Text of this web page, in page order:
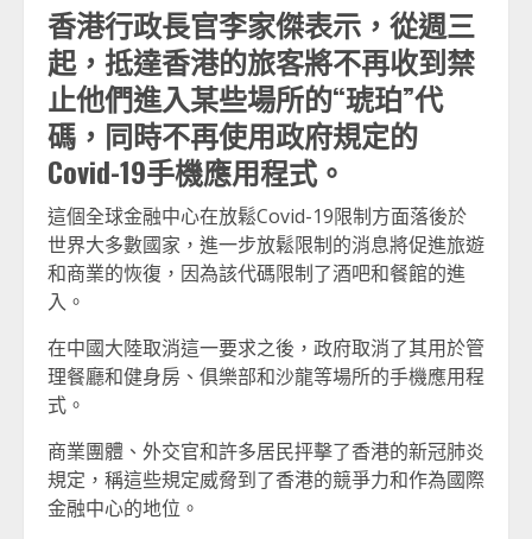
香港行政長官李家傑表示，從週三
起，抵達香港的旅客將不再收到禁
止他們進入某些場所的“琥珀”代
碼，同時不再使用政府規定的
Covid-19手機應用程式。
這個全球金融中心在放鬆Covid-19限制方面落後於
世界大多數國家，進一步放鬆限制的消息將促進旅遊
和商業的恢復，因為該代碼限制了酒吧和餐館的進
入。
在中國大陸取消這一要求之後，政府取消了其用於管
理餐廳和健身房、俱樂部和沙龍等場所的手機應用程
式。
商業團體、外交官和許多居民抨擊了香港的新冠肺炎
規定，稱這些規定威脅到了香港的競爭力和作為國際
金融中心的地位。